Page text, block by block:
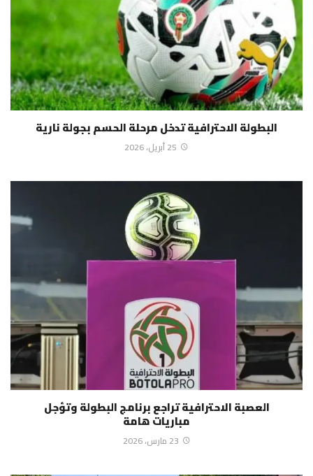
البطولة الاحترافية تدخل مرحلة الحسم بجولة نارية
25 أبريل، 2026
العصبة الاحترافية تراجع برنامج البطولة وتؤجل
مباريات هامة
23 مارس، 2026